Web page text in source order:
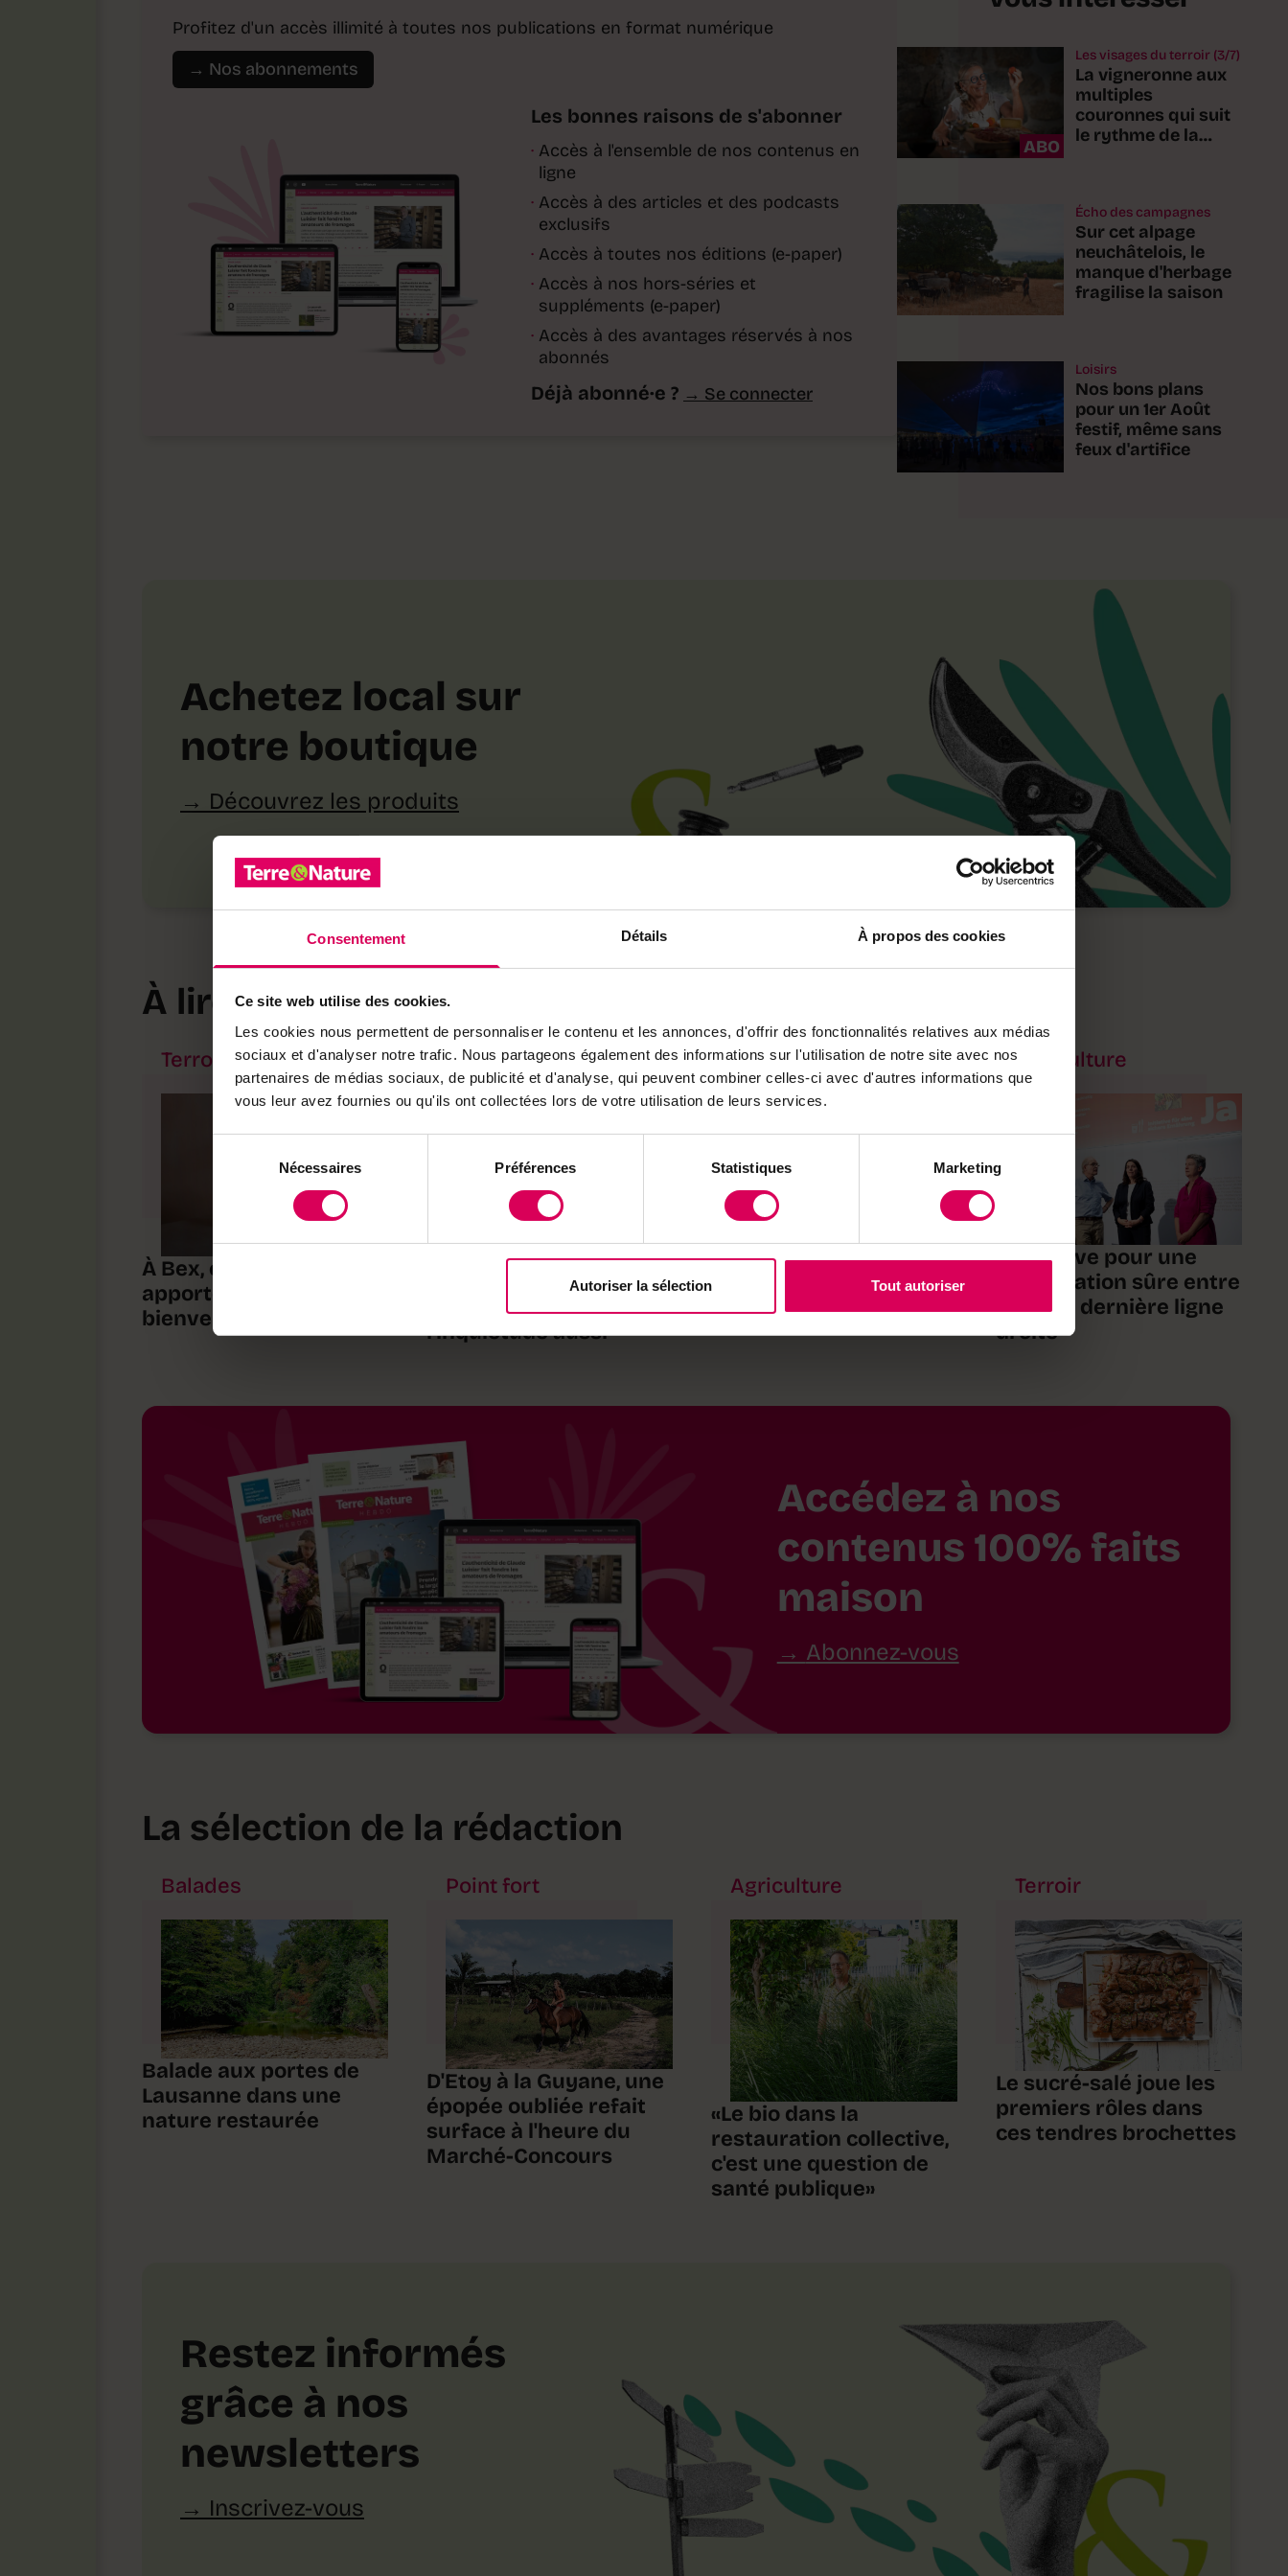
Consentement Détails À propos des cookies
Ce site web utilise des cookies.
Les cookies nous permettent de personnaliser le contenu et les annonces, d'offrir des fonctionnalités relatives aux médias
sociaux et d'analyser notre trafic. Nous partageons également des informations sur l'utilisation de notre site avec nos
partenaires de médias sociaux, de publicité et d'analyse, qui peuvent combiner celles-ci avec d'autres informations que
vous leur avez fournies ou qu'ils ont collectées lors de votre utilisation de leurs services.
consentement
Nécessaires Préférences Statistiques Marketing
Autoriser la sélection Tout autoriser
Profitez d'un accès illimité à toutes nos publications en format numérique
→ Nos abonnements
Les bonnes raisons de s'abonner
· Accès à l'ensemble de nos contenus en
ligne
· Accès à des articles et des podcasts
exclusifs
· Accès à toutes nos éditions (e-paper)
· Accès à nos hors-séries et
suppléments (e-paper)
· Accès à des avantages réservés à nos
abonnés
Déjà abonné·e ? → Se connecter
ABO
Les visages du terroir (3/7)
La vigneronne aux
multiples
couronnes qui suit
le rythme de la
Écho des campagnes
Sur cet alpage
neuchâtelois, le
manque d'herbage
fragilise la saison
Loisirs
Nos bons plans
pour un 1er Août
festif, même sans
feux d'artifice
Achetez local sur
notre boutique
Découvrez les produits
À lire aussi
Terroir
ABO
À Bex, cette limonade
apporte une fraîcheur
bienvenue
Agriculture
Dans les vergers,
généralise et
l'inquiétude aussi
Balades
Balade vers une
Agriculture
L'initiative pour une
alimentation sûre entre
dans sa dernière ligne
droite
Accédez à nos
contenus 100% faits
maison
Abonnez-vous
La sélection de la rédaction
Balades
Balade aux portes de
Lausanne dans une
nature restaurée
Point fort
D'Etoy à la Guyane, une
épopée oubliée refait
surface à l'heure du
Marché-Concours
Agriculture
«Le bio dans la
restauration collective,
c'est une question de
santé publique»
Terroir
Le sucré-salé joue les
premiers rôles dans
ces tendres brochettes
Restez informés
grâce à nos
newsletters
Inscrivez-vous